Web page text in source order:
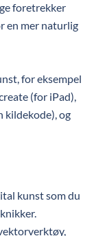
foretrekker
en mer naturlig
for eksempel
(for iPad),
kildekode), og
kunst som du